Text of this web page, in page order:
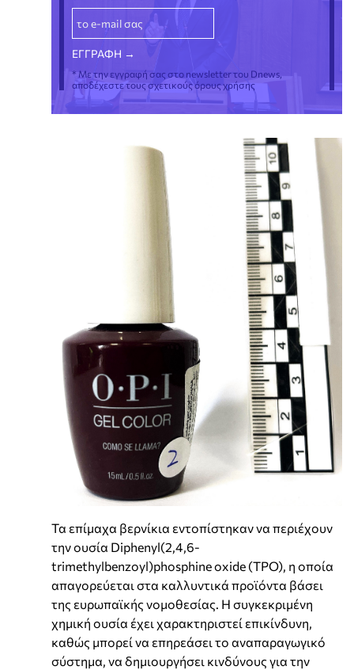
* Με την εγγραφή σας στο newsletter του Dnews,
αποδέχεστε τους σχετικούς όρους χρήσης
Τα επίμαχα βερνίκια εντοπίστηκαν να περιέχουν
την ουσία Diphenyl(2,4,6-
trimethylbenzoyl)phosphine oxide (TPO), η οποία
απαγορεύεται στα καλλυντικά προϊόντα βάσει
της ευρωπαϊκής νομοθεσίας. Η συγκεκριμένη
χημική ουσία έχει χαρακτηριστεί επικίνδυνη,
καθώς μπορεί να επηρεάσει το αναπαραγωγικό
σύστημα, να δημιουργήσει κινδύνους για την